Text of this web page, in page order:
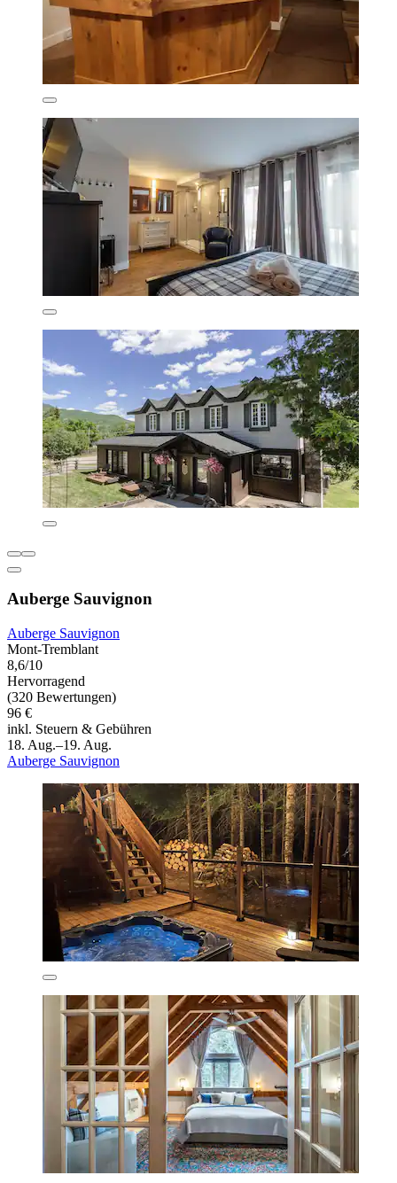
Auberge Sauvignon
Auberge Sauvignon
Mont-Tremblant
8,6/10
Hervorragend
(320 Bewertungen)
96 €
inkl. Steuern & Gebühren
18. Aug.–19. Aug.
Auberge Sauvignon